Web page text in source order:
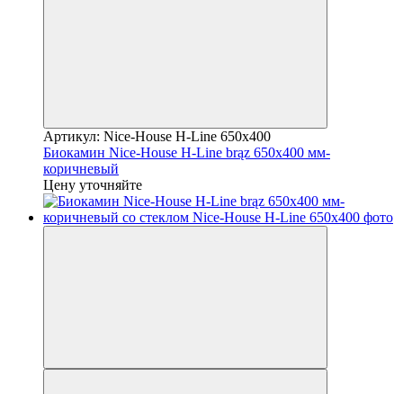
Артикул: Nice-House H-Line 650x400
Биокамин Nice-House H-Line brąz 650x400 мм-
коричневый
Цену уточняйте